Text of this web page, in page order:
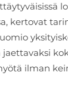
kertovat
ilman